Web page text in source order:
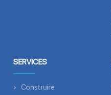
SERVICES
Construire